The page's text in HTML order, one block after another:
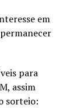
em
para
assim
sorteio: